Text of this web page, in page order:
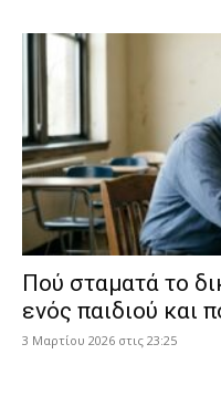
Πού σταματά το
ενός παιδιού και
3 Μαρτίου 2026 στις 23:25